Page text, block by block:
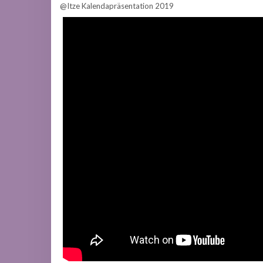
@Itze Kalendapräsentation 2019